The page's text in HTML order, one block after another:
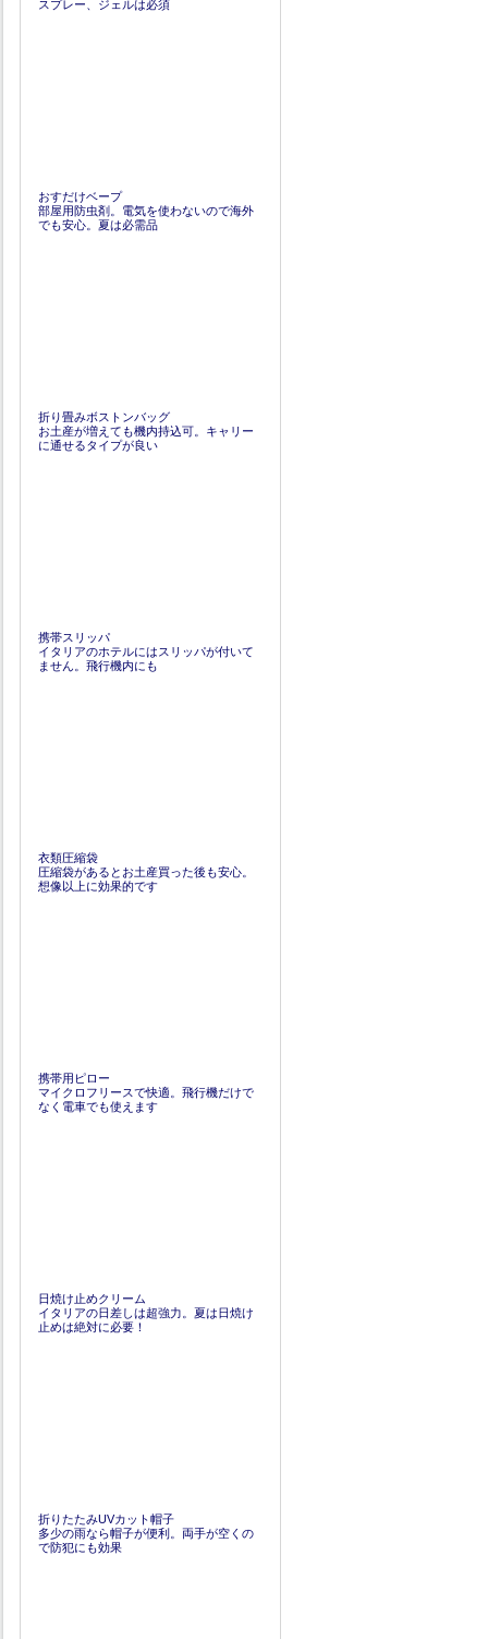
スプレー、ジェルは必須
おすだけベープ
部屋用防虫剤。電気を使わないので海外
でも安心。夏は必需品
折り畳みボストンバッグ
お土産が増えても機内持込可。キャリー
に通せるタイプが良い
携帯スリッパ
イタリアのホテルにはスリッパが付いて
ません。飛行機内にも
衣類圧縮袋
圧縮袋があるとお土産買った後も安心。
想像以上に効果的です
携帯用ピロー
マイクロフリースで快適。飛行機だけで
なく電車でも使えます
日焼け止めクリーム
イタリアの日差しは超強力。夏は日焼け
止めは絶対に必要！
折りたたみUVカット帽子
多少の雨なら帽子が便利。両手が空くの
で防犯にも効果